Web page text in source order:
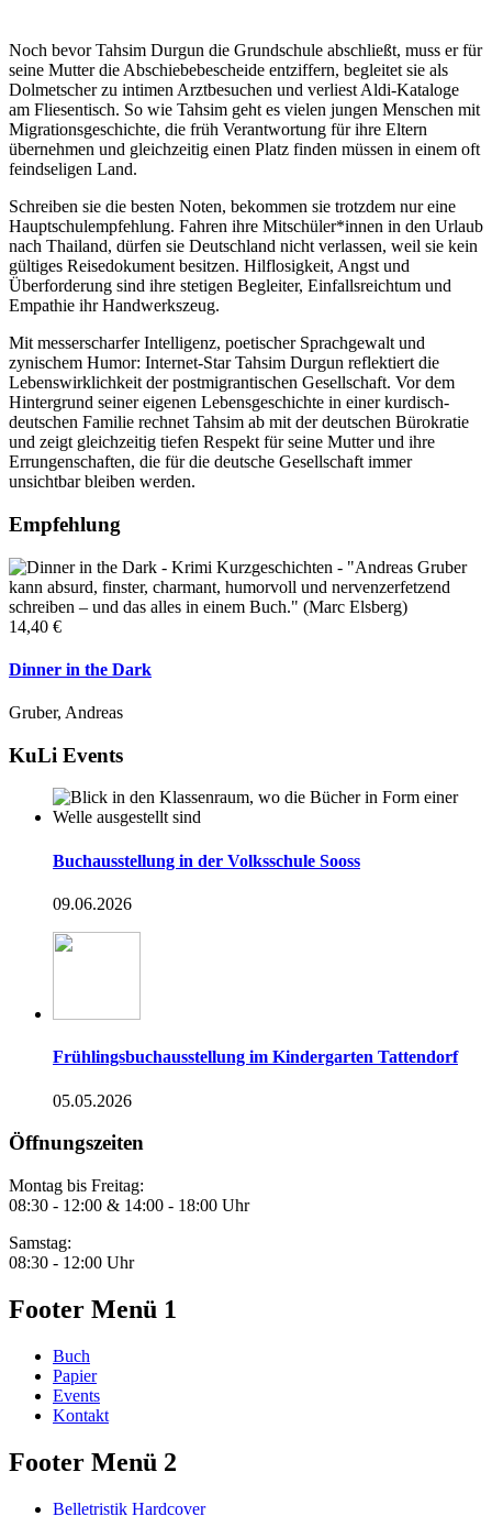
Noch bevor Tahsim Durgun die Grundschule abschließt, muss er für
seine Mutter die Abschiebebescheide entziffern, begleitet sie als
Dolmetscher zu intimen Arztbesuchen und verliest Aldi-Kataloge
am Fliesentisch. So wie Tahsim geht es vielen jungen Menschen mit
Migrationsgeschichte, die früh Verantwortung für ihre Eltern
übernehmen und gleichzeitig einen Platz finden müssen in einem oft
feindseligen Land.
Schreiben sie die besten Noten, bekommen sie trotzdem nur eine
Hauptschulempfehlung. Fahren ihre Mitschüler*innen in den Urlaub
nach Thailand, dürfen sie Deutschland nicht verlassen, weil sie kein
gültiges Reisedokument besitzen. Hilflosigkeit, Angst und
Überforderung sind ihre stetigen Begleiter, Einfallsreichtum und
Empathie ihr Handwerkszeug.
Mit messerscharfer Intelligenz, poetischer Sprachgewalt und
zynischem Humor: Internet-Star Tahsim Durgun reflektiert die
Lebenswirklichkeit der postmigrantischen Gesellschaft. Vor dem
Hintergrund seiner eigenen Lebensgeschichte in einer kurdisch-
deutschen Familie rechnet Tahsim ab mit der deutschen Bürokratie
und zeigt gleichzeitig tiefen Respekt für seine Mutter und ihre
Errungenschaften, die für die deutsche Gesellschaft immer
unsichtbar bleiben werden.
Empfehlung
14,40 €
Dinner in the Dark
Gruber, Andreas
KuLi Events
Buchausstellung in der Volksschule Sooss
09.06.2026
Frühlingsbuchausstellung im Kindergarten Tattendorf
05.05.2026
Öffnungszeiten
Montag bis Freitag:
08:30 - 12:00 & 14:00 - 18:00 Uhr
Samstag:
08:30 - 12:00 Uhr
Footer Menü 1
Buch
Papier
Events
Kontakt
Footer Menü 2
Belletristik Hardcover